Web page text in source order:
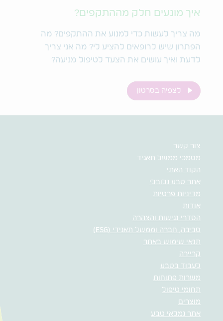
איך מונעים חלק מההתקפים?
מה צריך לעשות כדי למנוע את ההתקפים? מה
הפתרון שיש לרופאים להציע לי? מה אני צריך
לדעת ואיך עושים את הצעד לטיפול מניעה?
לצפיה בסרטון
צור קשר
מסמכי ממשל תאגיד
הקוד האתי
אתר טבע גלובלי
מדיניות פרטיות
אודות
הסדרי נגישות והצהרה
סביבה, חברה וממשל תאגידי (ESG)
תנאי שימוש באתר
קריירה
לעבוד בטבע
משרות פתוחות
תחומי טיפול
מוצרים
אתר גמלאי טבע